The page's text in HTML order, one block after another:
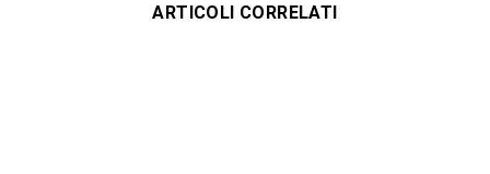
ARTICOLI CORRELATI